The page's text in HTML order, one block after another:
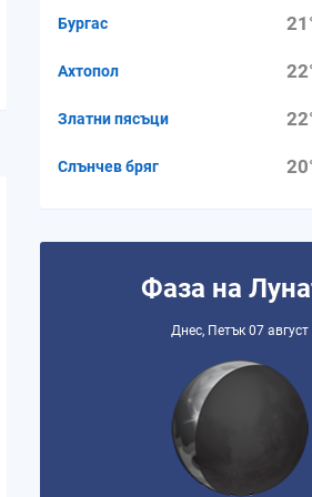
Бургас
Ахтопол
Златни пясъци
Слънчев бряг
Фаза на
Днес, Петък 07 август